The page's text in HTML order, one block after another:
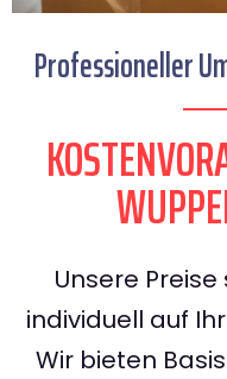
Professioneller
Unsere
individuell auf
Wir bieten